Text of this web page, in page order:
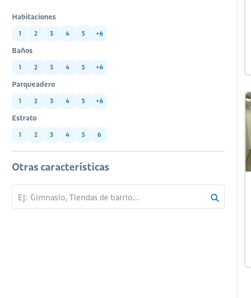
Habitaciones
1 2 3 4 5 +6
Baños
1 2 3 4 5 +6
Parqueadero
1 2 3 4 5 +6
Estrato
1 2 3 4 5 6
Otras características